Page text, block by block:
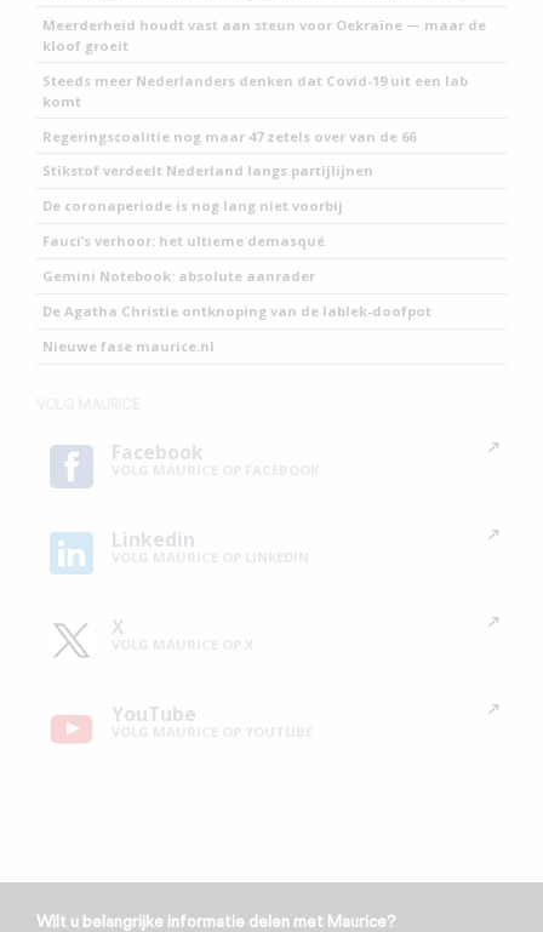
Meerderheid houdt vast aan steun voor Oekraïne — maar de
kloof groeit
Steeds meer Nederlanders denken dat Covid-19 uit een lab
komt
Regeringscoalitie nog maar 47 zetels over van de 66
Stikstof verdeelt Nederland langs partijlijnen
De coronaperiode is nog lang niet voorbij
Fauci’s verhoor: het ultieme demasqué
Gemini Notebook: absolute aanrader
De Agatha Christie ontknoping van de lablek-doofpot
Nieuwe fase maurice.nl
Facebook
Linkedin
X
YouTube
Wilt u belangrijke informatie delen met Maurice?